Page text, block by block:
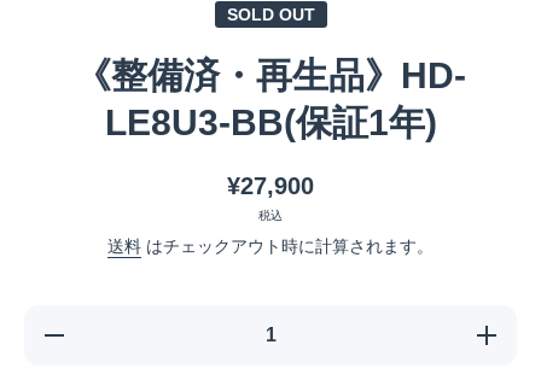
SOLD OUT
《整備済・再生品》HD-
LE8U3-BB(保証1年)
¥27,900
税込
送料 はチェックアウト時に計算されます。
《整備
《整備